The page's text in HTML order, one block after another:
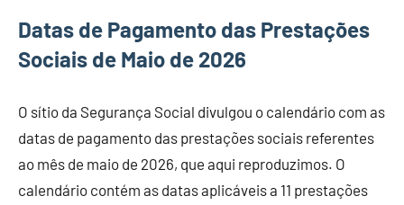
Datas de Pagamento das Prestações
Sociais de Maio de 2026
O sítio da Segurança Social divulgou o calendário com as
datas de pagamento das prestações sociais referentes
ao mês de maio de 2026, que aqui reproduzimos. O
calendário contém as datas aplicáveis a 11 prestações